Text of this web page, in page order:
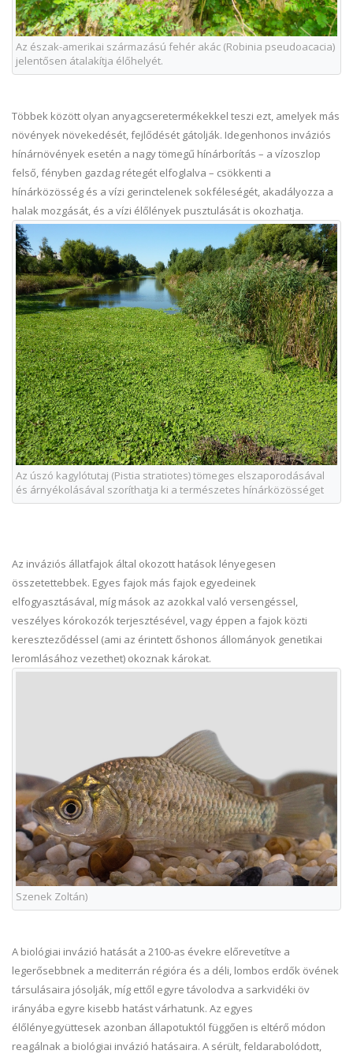
Az észak-amerikai származású fehér akác (Robinia pseudoacacia)
jelentősen átalakítja élőhelyét.
Többek között olyan anyagcseretermékekkel teszi ezt, amelyek más
növények növekedését, fejlődését gátolják. Idegenhonos inváziós
hínárnövények esetén a nagy tömegű hínárborítás – a vízoszlop
felső, fényben gazdag rétegét elfoglalva – csökkenti a
hínárközösség és a vízi gerinctelenek sokféleségét, akadályozza a
halak mozgását, és a vízi élőlények pusztulását is okozhatja.
Az úszó kagylótutaj (Pistia stratiotes) tömeges elszaporodásával
és árnyékolásával szoríthatja ki a természetes hínárközösséget
Az inváziós állatfajok által okozott hatások lényegesen
összetettebbek. Egyes fajok más fajok egyedeinek
elfogyasztásával, míg mások az azokkal való versengéssel,
veszélyes kórokozók terjesztésével, vagy éppen a fajok közti
kereszteződéssel (ami az érintett őshonos állományok genetikai
leromlásához vezethet) okoznak károkat.
Szenek Zoltán)
A biológiai invázió hatását a 2100-as évekre előrevetítve a
legerősebbnek a mediterrán régióra és a déli, lombos erdők övének
társulásaira jósolják, míg ettől egyre távolodva a sarkvidéki öv
irányába egyre kisebb hatást várhatunk. Az egyes
élőlényegyüttesek azonban állapotuktól függően is eltérő módon
reagálnak a biológiai invázió hatásaira. A sérült, feldarabolódott,